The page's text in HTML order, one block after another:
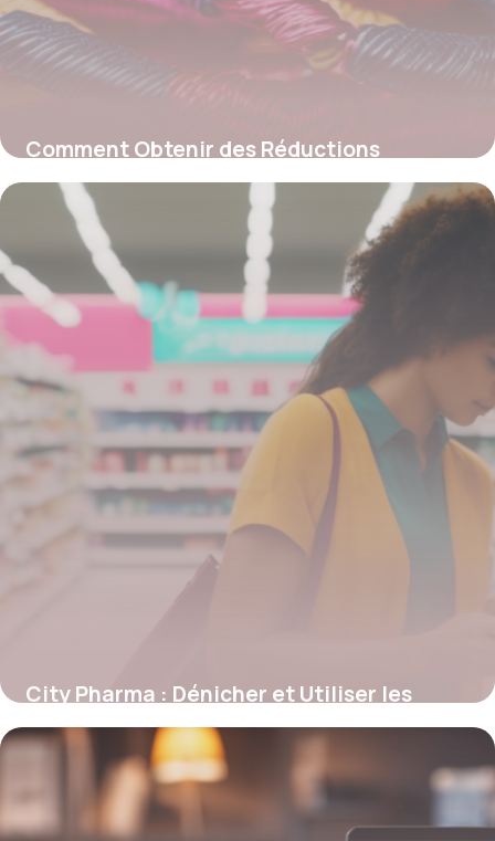
Comment Obtenir des Réductions
Imbattables avec un Code Promo Pretty
Wire
4 juillet 2025
City Pharma : Dénicher et Utiliser les
Codes Promo pour Réductions
Exceptionnelles
4 juillet 2025